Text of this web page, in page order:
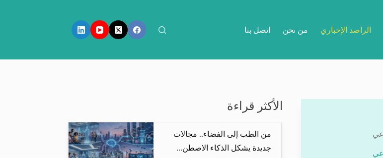
الراصد الإخباري من نحن اتصل بنا
الأكثر قراءة
من الطب إلى الفضاء.. مجالات
جديدة يشكل الذكاء الاصطن...